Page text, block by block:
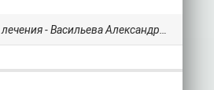
Александра (полная версия книги .txt) 📗